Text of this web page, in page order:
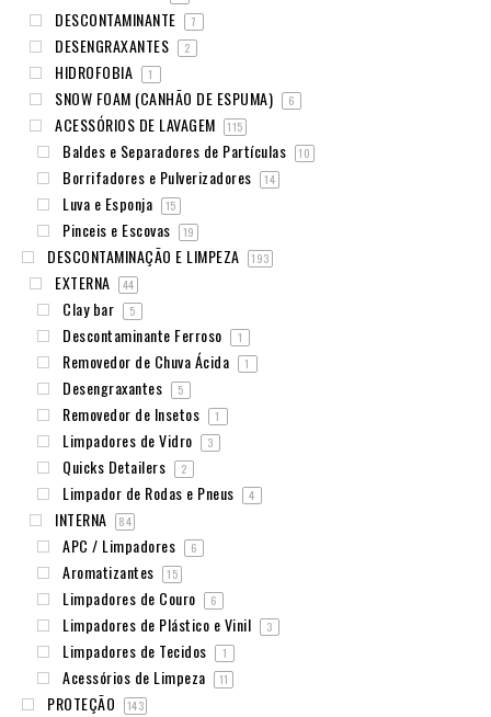
DESCONTAMINANTE 7
DESENGRAXANTES 2
HIDROFOBIA 1
SNOW FOAM (CANHÃO DE ESPUMA) 6
ACESSÓRIOS DE LAVAGEM 115
Baldes e Separadores de Partículas 10
Borrifadores e Pulverizadores 14
Luva e Esponja 15
Pinceis e Escovas 19
DESCONTAMINAÇÃO E LIMPEZA 193
EXTERNA 44
Clay bar 5
Descontaminante Ferroso 1
Removedor de Chuva Ácida 1
Desengraxantes 5
Removedor de Insetos 1
Limpadores de Vidro 3
Quicks Detailers 2
Limpador de Rodas e Pneus 4
INTERNA 84
APC / Limpadores 6
Aromatizantes 15
Limpadores de Couro 6
Limpadores de Plástico e Vinil 3
Limpadores de Tecidos 1
Acessórios de Limpeza 11
PROTEÇÃO 143